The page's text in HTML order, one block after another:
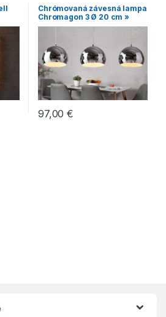
Chromové
Chrómovaná závesná lampa
Chromagon 3 Ø 20 cm »
97,00€